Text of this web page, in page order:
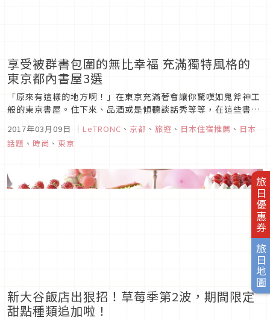
旅日優惠券
旅日地圖
享受被群書包圍的無比幸福 充滿獨特風格的
東京都內書屋3選
「原來有這樣的地方啊！」在東京充滿著會讓你驚嘆如鬼斧神工
般的東京書屋。住下來、品酒或是傾聽談話秀等等，在這些書店
旅棧「BOOK AND BED TOKYO」宛如多了點大人味的高級漫
畫咖啡店。床框與書櫃連成一體的“BOOK SHELF”12床以
2017年03月09日 ｜ LeTRONC 、 京都 、 旅遊 、 日本住宿推薦 、 日本
話題 、 時尚 、 東京
新大谷飯店出狠招！草莓季第2波，期間限定
甜點種類追加啦！